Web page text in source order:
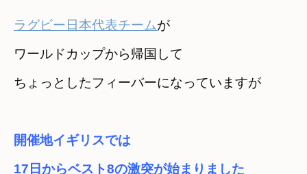
ラグビー日本代表チームが
ワールドカップから帰国して
ちょっとしたフィーバーになっていますが
開催地イギリスでは
17日からベスト8の激突が始まりました